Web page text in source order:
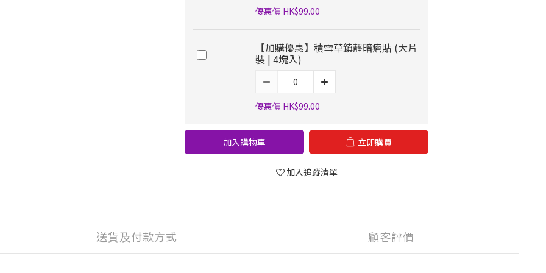
優惠價 HK$99.00
【加購優惠】積雪草鎮靜暗瘡貼 (大片
裝 | 4塊入)
優惠價 HK$99.00
加入購物車 立即購買
加入追蹤清單
送貨及付款方式 顧客評價